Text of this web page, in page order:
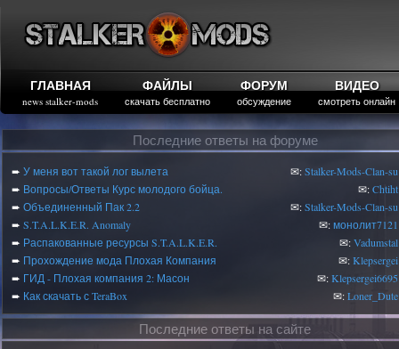
ГЛАВНАЯ
news stalker-mods
ФАЙЛЫ
скачать бесплатно
ФОРУМ
обсуждение
ВИДЕО
смотреть онлайн
Последние ответы на форуме
➨ У меня вот такой лог вылета ✉:Stalker-Mods-Clan-su
➨ Вопросы/Ответы Курс молодого бойца. ✉:Chtiht
➨ Объединенный Пак 2.2 ✉:Stalker-Mods-Clan-su
➨ S.T.A.L.K.E.R. Anomaly ✉:монолит7121
➨ Распакованные ресурсы S.T.A.L.K.E.R. ✉:Vadumstal
➨ Прохождение мода Плохая Компания ✉:Klepsergei
➨ ГИД - Плохая компания 2: Масон ✉:Klepsergei6695
➨ Как скачать с TeraBox ✉:Loner_Dute
Последние ответы на сайте